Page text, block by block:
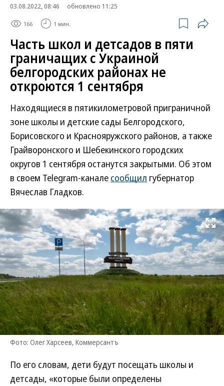
03.08.2022, 08:46
обновлено 11:25
166 1 мин.
Часть школ и детсадов в пяти
граничащих с Украиной
белгородских районах не
откроются 1 сентября
Находящиеся в пятикилометровой приграничной
зоне школы и детские сады Белгородского,
Борисовского и Краснояружского районов, а также
Грайворонского и Шебекинского городских
округов 1 сентября останутся закрытыми. Об этом
в своем Telegram-канале сообщил губернатор
Вячеслав Гладков.
Развернуть
Фото: Олег Харсеев, Коммерсантъ
По его словам, дети будут посещать школы и
детсады, «которые были определены